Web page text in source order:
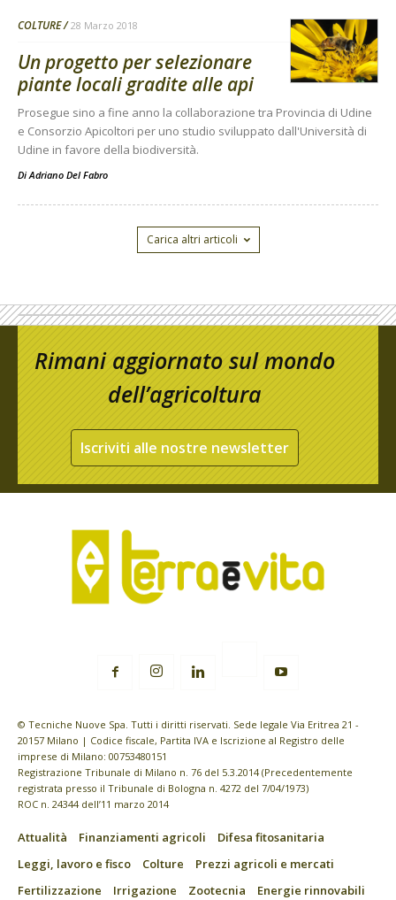
COLTURE 28 Marzo 2018
Un progetto per selezionare
piante locali gradite alle api
Prosegue sino a fine anno la collaborazione tra Provincia di Udine
e Consorzio Apicoltori per uno studio sviluppato dall'Università di
Udine in favore della biodiversità.
DiAdriano Del Fabro
Carica altri articoli
Rimani aggiornato sul mondo
dell’agricoltura
Iscriviti alle nostre newsletter
© Tecniche Nuove Spa. Tutti i diritti riservati. Sede legale Via Eritrea 21 -
20157 Milano | Codice fiscale, Partita IVA e Iscrizione al Registro delle
imprese di Milano: 00753480151
Registrazione Tribunale di Milano n. 76 del 5.3.2014 (Precedentemente
registrata presso il Tribunale di Bologna n. 4272 del 7/04/1973)
ROC n. 24344 dell’11 marzo 2014
Attualità Finanziamenti agricoli
Difesa fitosanitaria
Leggi, lavoro e fisco
Colture
Prezzi agricoli e mercati
Fertilizzazione
Irrigazione Zootecnia
Energie rinnovabili